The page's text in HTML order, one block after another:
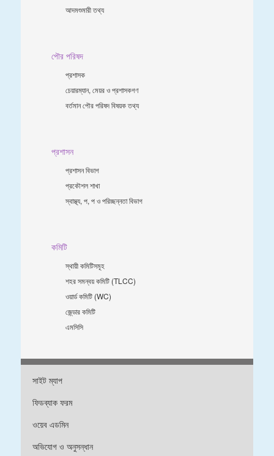
আদমশুমারী তথ্য
পৌর পরিষদ
প্রশাসক
চেয়ারম্যান, মেয়র ও প্রশাসকগণ
বর্তমান পৌর পরিষদ বিষয়ক তথ্য
প্রশাসন
প্রশাসন বিভাগ
প্রকৌশল শাখা
স্বাস্থ্য, প, প ও পরিচ্ছন্নতা ‍বিভাগ
কমিটি
স্থায়ী কমিটিসমূহ
শহর সমন্বয় কমিটি (TLCC)
ওয়ার্ড কমিটি (WC)
জে্ন্ডার কমিটি
এমসিসি
সাইট ম্যাপ
ফিডব্যাক ফরম
ওয়েব এডমিন
অভিযোগ ও অনুসন্ধান